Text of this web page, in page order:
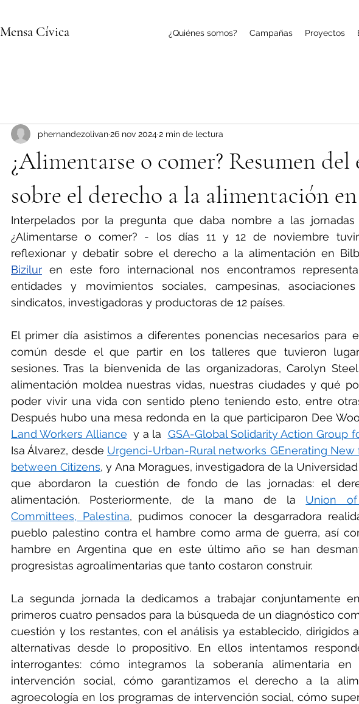
Mensa Cívica ¿Quiénes somos? Campañas Proyectos
¿Alimentarse o comer? Resumen
sobre el derecho a la alimentación
phernandezolivan26 nov 20242 min de lectura
Interpelados por la pregunta que daba nombre a las jornadas
¿Alimentarse o comer? - los días 11 y 12 de noviembre
Bizilur en este foro internacional nos encontramos
entidades y movimientos sociales, campesinas,
sindicatos, investigadoras y productoras de 12 países.
El primer día asistimos a diferentes ponencias necesarios para
común desde el que partir en los talleres que tuvieron
sesiones. Tras la bienvenida de las organizadoras, Carolyn
alimentación moldea nuestras vidas, nuestras ciudades y qué
poder vivir una vida con sentido pleno teniendo esto, entre
Land Workers Alliance y a la GSA-Global Solidarity Action Group
Isa Álvarez, desde Urgenci-Urban-Rural networks GEnerating
between Citizens, y Ana Moragues, investigadora de la
que abordaron la cuestión de fondo de las jornadas: el
alimentación. Posteriormente, de la mano de la Union of
Committees, Palestina, pudimos conocer la desgarradora
pueblo palestino contra el hambre como arma de guerra, así
hambre en Argentina que en este último año se han
progresistas agroalimentarias que tanto costaron construir.
La segunda jornada la dedicamos a trabajar conjuntamente
primeros cuatro pensados para la búsqueda de un diagnóstico
cuestión y los restantes, con el análisis ya establecido, dirigidos
alternativas desde lo propositivo. En ellos intentamos
interrogantes: cómo integramos la soberanía alimentaria
intervención social, cómo garantizamos el derecho a la
agroecología en los programas de intervención social, cómo